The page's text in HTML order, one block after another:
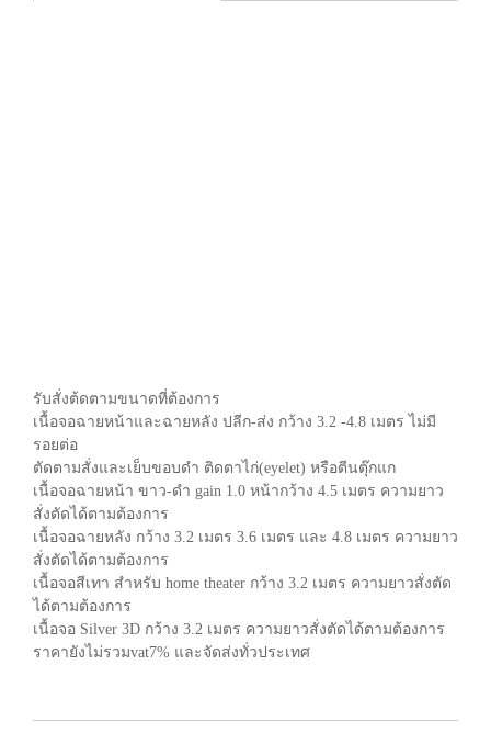
รับสั่งต้ดตามขนาดที่ต้องการ
เนื้อจอฉายหน้าและฉายหลัง ปลีก-ส่ง กว้าง 3.2 -4.8 เมตร ไม่มี
รอยต่อ
ตัดตามสั่งและเย็บขอบดำ ติดตาไก่(eyelet) หรือตีนตุ๊กแก
เนื้อจอฉายหน้า ขาว-ดำ gain 1.0 หน้ากว้าง 4.5 เมตร ความยาว
สั่งตัดได้ตามต้องการ
เนื้อจอฉายหลัง กว้าง 3.2 เมตร 3.6 เมตร และ 4.8 เมตร ความยาว
สั่งตัดได้ตามต้องการ
เนื้อจอสีเทา สำหรับ home theater กว้าง 3.2 เมตร ความยาวสั่งตัด
ได้ตามต้องการ
เนื้อจอ Silver 3D กว้าง 3.2 เมตร ความยาวสั่งตัดได้ตามต้องการ
ราคายังไม่รวมvat7% และจัดส่งทั่วประเทศ